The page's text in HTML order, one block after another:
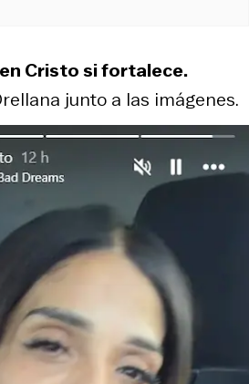
Cristo si fortalece.
junto a las imágenes.